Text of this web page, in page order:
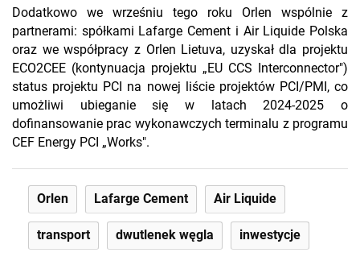
Dodatkowo we wrześniu tego roku Orlen wspólnie z
partnerami: spółkami Lafarge Cement i Air Liquide Polska
oraz we współpracy z Orlen Lietuva, uzyskał dla projektu
ECO2CEE (kontynuacja projektu „EU CCS Interconnector")
status projektu PCI na nowej liście projektów PCI/PMI, co
umożliwi ubieganie się w latach 2024-2025 o
dofinansowanie prac wykonawczych terminalu z programu
CEF Energy PCI „Works".
Orlen Lafarge Cement Air Liquide
transport dwutlenek węgla inwestycje